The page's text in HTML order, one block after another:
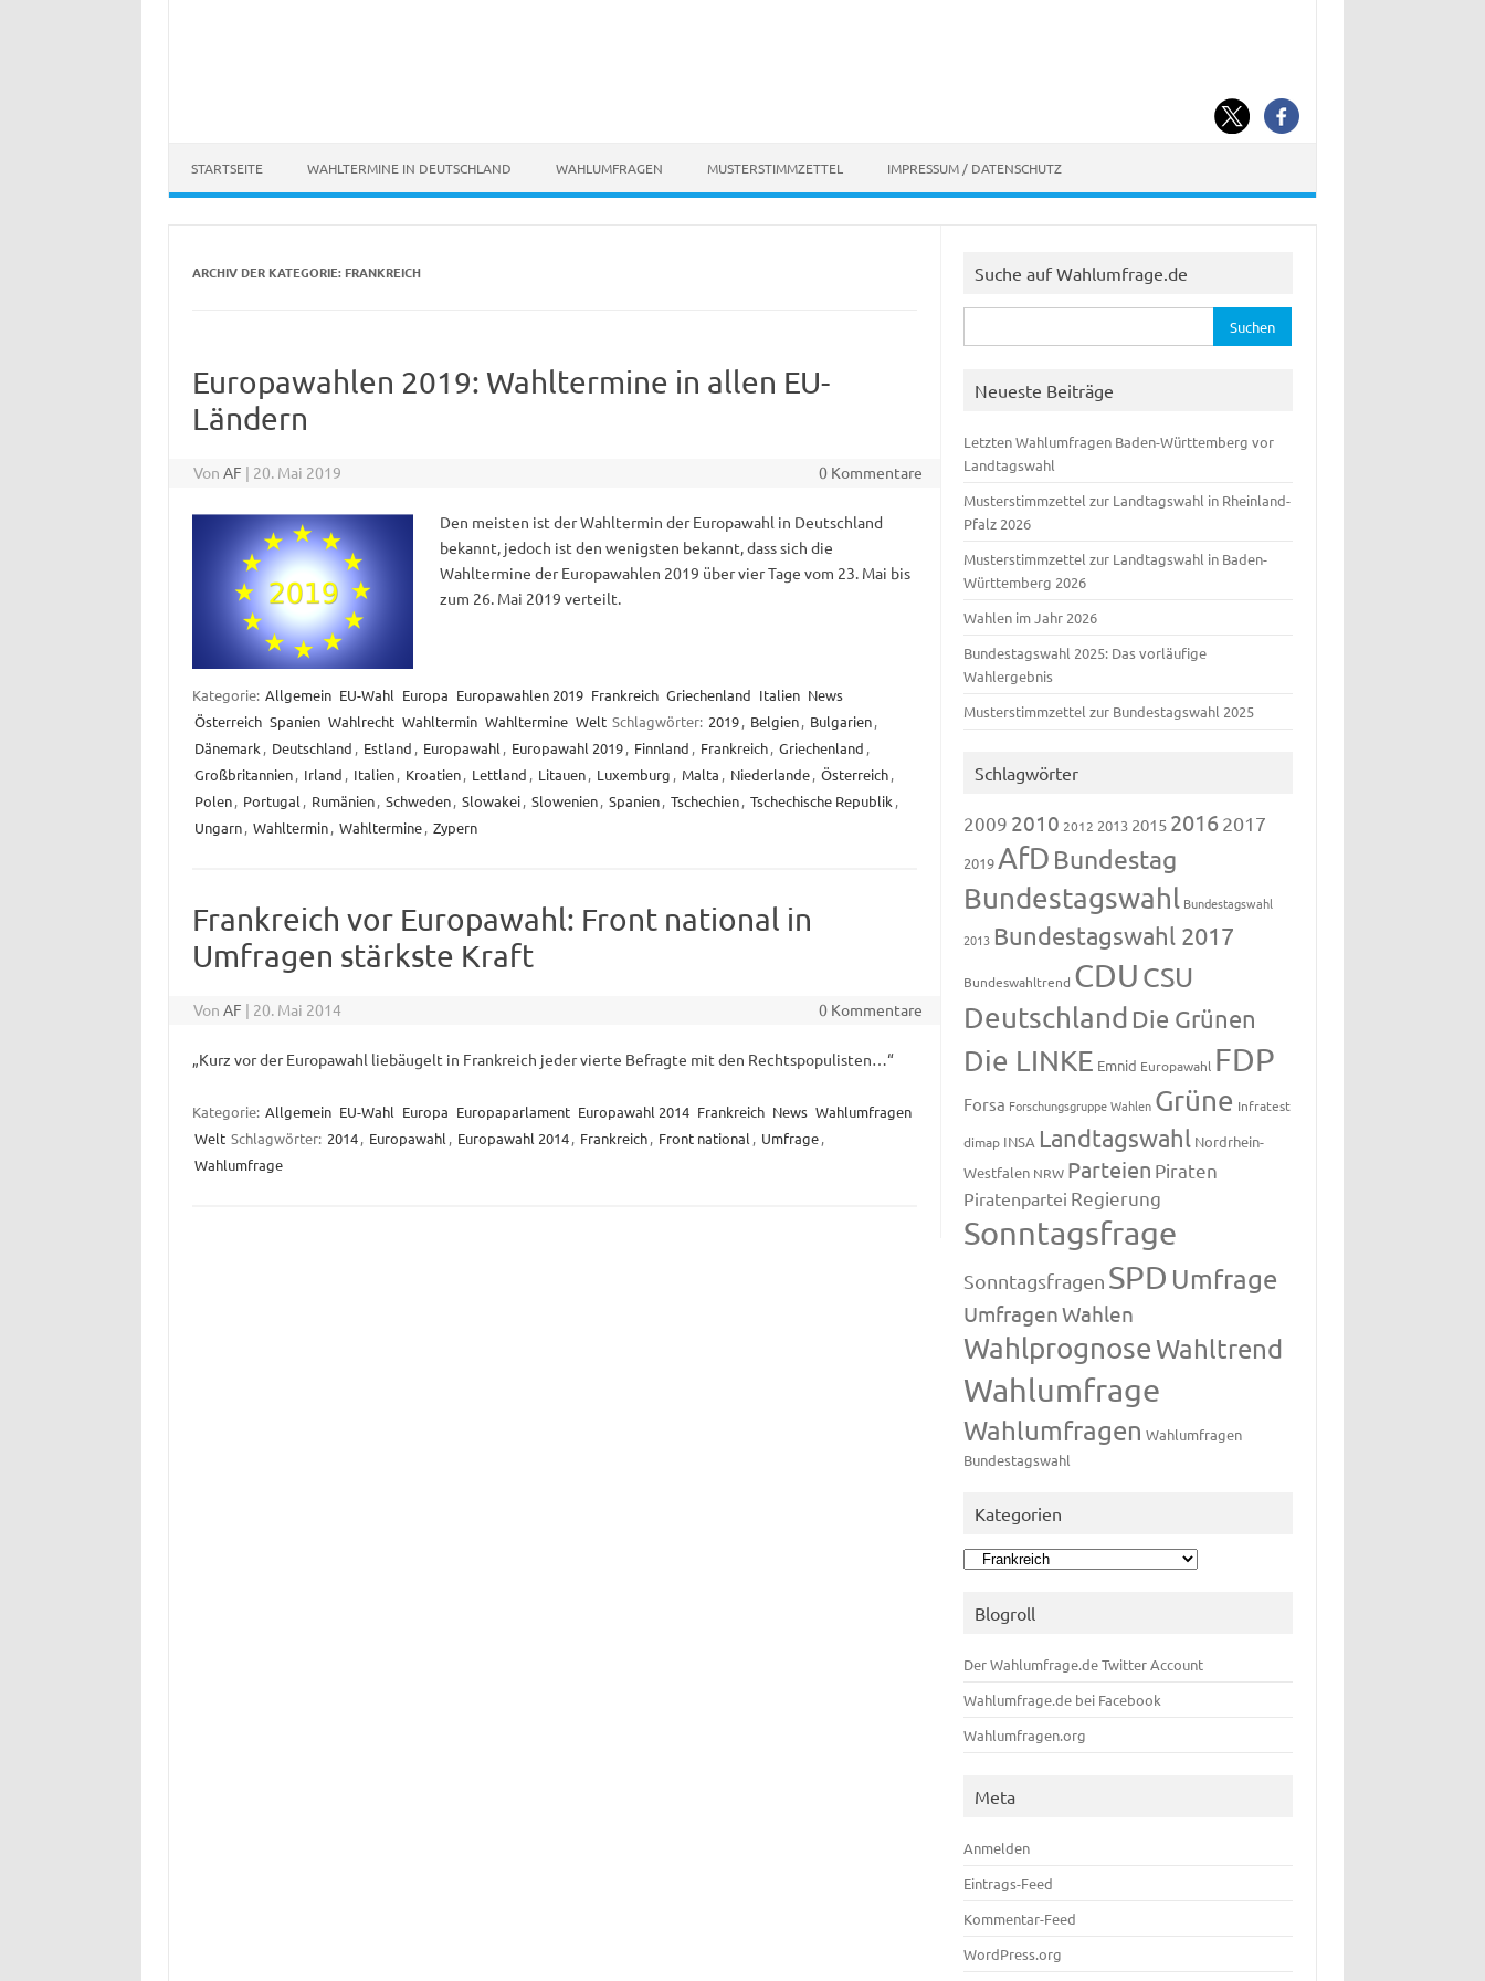
STARTSEITE WAHLTERMINE IN DEUTSCHLAND WAHLUMFRAGEN MUSTERSTIMMZETTEL IMPRESSUM / DATENSCHUTZ
ARCHIV DER KATEGORIE: FRANKREICH
Europawahlen 2019: Wahltermine in allen EU-
Ländern
VonAF | 20. Mai 2019 0 Kommentare
Den meisten ist der Wahltermin der Europawahl in Deutschland
bekannt, jedoch ist den wenigsten bekannt, dass sich die
Wahltermine der Europawahlen 2019 über vier Tage vom 23. Mai bis
zum 26. Mai 2019 verteilt.
Kategorie: Allgemein EU-Wahl Europa Europawahlen 2019 Frankreich Griechenland Italien News
Österreich Spanien Wahlrecht Wahltermin Wahltermine Welt Schlagwörter: 2019, Belgien, Bulgarien,
Dänemark , Deutschland , Estland , Europawahl , Europawahl 2019, Finnland , Frankreich, Griechenland ,
Großbritannien, Irland , Italien, Kroatien, Lettland , Litauen, Luxemburg , Malta , Niederlande, Österreich,
Polen, Portugal , Rumänien, Schweden, Slowakei, Slowenien, Spanien, Tschechien, Tschechische Republik ,
Ungarn, Wahltermin, Wahltermine, Zypern
Frankreich vor Europawahl: Front national in
Umfragen stärkste Kraft
VonAF | 20. Mai 2014 0 Kommentare
„Kurz vor der Europawahl liebäugelt in Frankreich jeder vierte Befragte mit den Rechtspopulisten…“
Kategorie: Allgemein EU-Wahl Europa Europaparlament Europawahl 2014 Frankreich News Wahlumfragen
Welt Schlagwörter: 2014, Europawahl , Europawahl 2014, Frankreich, Front national , Umfrage,
Wahlumfrage
Suche auf Wahlumfrage.de
nach:
Neueste Beiträge
Letzten Wahlumfragen Baden-Württemberg vor
Landtagswahl
Musterstimmzettel zur Landtagswahl in Rheinland-
Pfalz 2026
Musterstimmzettel zur Landtagswahl in Baden-
Württemberg 2026
Wahlen im Jahr 2026
Bundestagswahl 2025: Das vorläufige
Wahlergebnis
Musterstimmzettel zur Bundestagswahl 2025
Schlagwörter
2009 2010 2012 2013 2015 20162017
2019AfD Bundestag
Bundestagswahl Bundestagswahl
2013 Bundestagswahl 2017
Bundeswahltrend CDUCSU
Deutschland Die Grünen
Die LINKE Emnid Europawahl FDP
Forsa Forschungsgruppe Wahlen Grüne Infratest
dimap INSA Landtagswahl Nordrhein-
Westfalen NRW Parteien Piraten
Piratenpartei Regierung
Sonntagsfrage
Sonntagsfragen SPD Umfrage
UmfragenWahlen
WahlprognoseWahltrend
Wahlumfrage
Wahlumfragen Wahlumfragen
Bundestagswahl
Kategorien
Kategorien
Blogroll
Der Wahlumfrage.de Twitter Account
Wahlumfrage.de bei Facebook
Wahlumfragen.org
Meta
Anmelden
Eintrags-Feed
Kommentar-Feed
WordPress.org